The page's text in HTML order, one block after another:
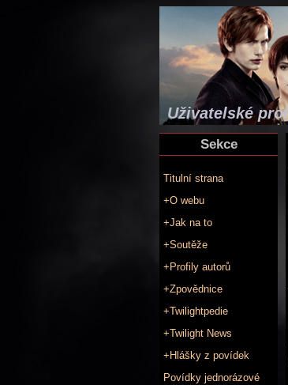
Uživatelské
Sekce
Titulní strana
+O webu
+Jak na to
+Soutěže
+Profily autorů
+Zpovědnice
+Twilightpedie
+Twilight News
+Hlášky z povídek
Povídky jednorázové